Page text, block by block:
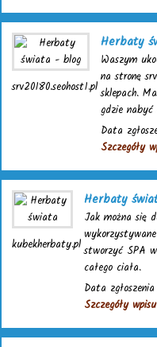
srv20180.seohost1.pl
Herbaty
Waszym
na stronę
sklepach.
gdzie
Data
Szczegóły
kubekherbaty.pl
Herbaty
Jak można się
stworzyć SPA
całego ciała.
Data
Szczegóły wpisu